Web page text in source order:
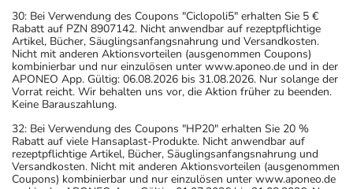
30: Bei Verwendung des Coupons "Ciclopoli5" erhalten Sie 5 €
Rabatt auf PZN 8907142. Nicht anwendbar auf rezeptpflichtige
Artikel, Bücher, Säuglingsanfangsnahrung und Versandkosten.
Nicht mit anderen Aktionsvorteilen (ausgenommen Coupons)
kombinierbar und nur einzulösen unter www.aponeo.de und in der
APONEO App. Gültig: 06.08.2026 bis 31.08.2026. Nur solange der
Vorrat reicht. Wir behalten uns vor, die Aktion früher zu beenden.
Keine Barauszahlung.
32: Bei Verwendung des Coupons "HP20" erhalten Sie 20 %
Rabatt auf viele Hansaplast-Produkte. Nicht anwendbar auf
rezeptpflichtige Artikel, Bücher, Säuglingsanfangsnahrung und
Versandkosten. Nicht mit anderen Aktionsvorteilen (ausgenommen
Coupons) kombinierbar und nur einzulösen unter www.aponeo.de